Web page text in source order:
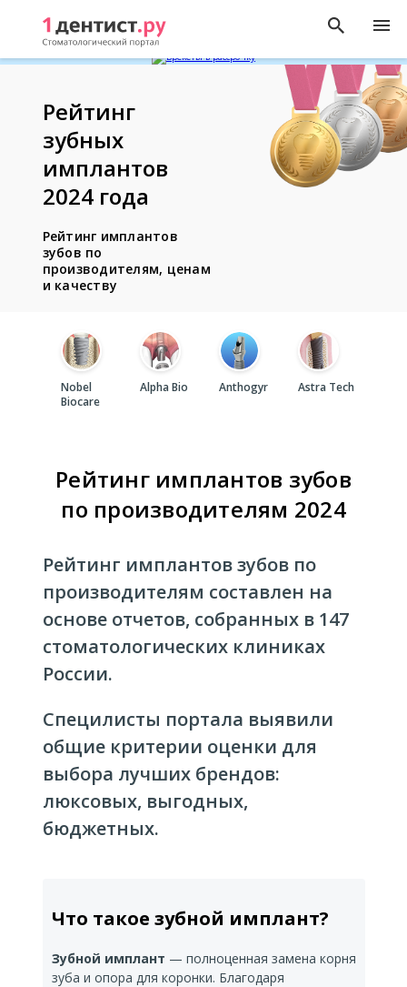
Рейтинг
зубных
имплантов
2024 года
Рейтинг имплантов
зубов по
производителям, ценам
и качеству
Nobel
Biocare
Alpha Bio Anthogyr Astra Tech
Рейтинг имплантов зубов
по производителям 2024
Рейтинг имплантов зубов по
производителям составлен на
основе отчетов, собранных в 147
стоматологических клиниках
России.
Специлисты портала выявили
общие критерии оценки для
выбора лучших брендов:
люксовых, выгодных,
бюджетных.
Что такое зубной имплант?
Зубной имплант — полноценная замена корня
зуба и опора для коронки. Благодаря